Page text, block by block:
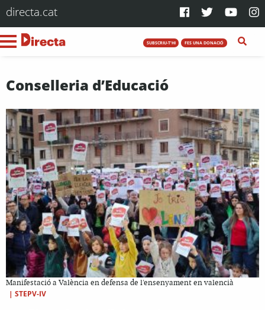
directa.cat
SUBSCRIU-T'HI FES UNA DONACIÓ
Conselleria d’Educació
Manifestació a València en defensa de l'ensenyament en valencià
| STEPV-IV